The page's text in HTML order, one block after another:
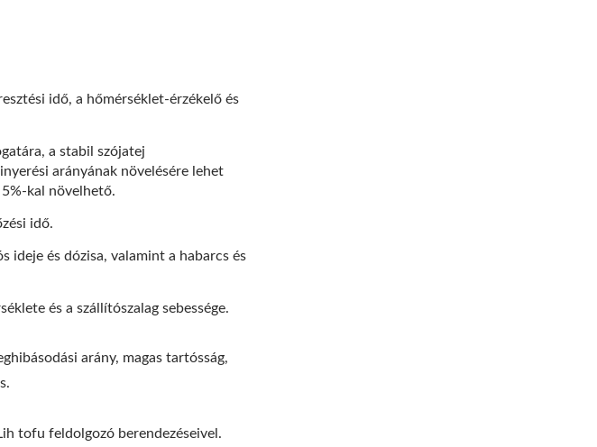
idő, a hőmérséklet-érzékelő és
a stabil szójatej
arányának növelésére lehet
kal növelhető.
idő.
ideje és dózisa, valamint a habarcs és
és a szállítószalag sebessége.
arány, magas tartósság,
tofu feldolgozó berendezéseivel.